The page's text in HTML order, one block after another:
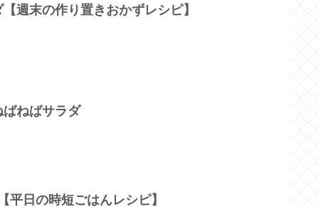
週末の作り置きおかずレシピ】
ねばサラダ
平日の時短ごはんレシピ】